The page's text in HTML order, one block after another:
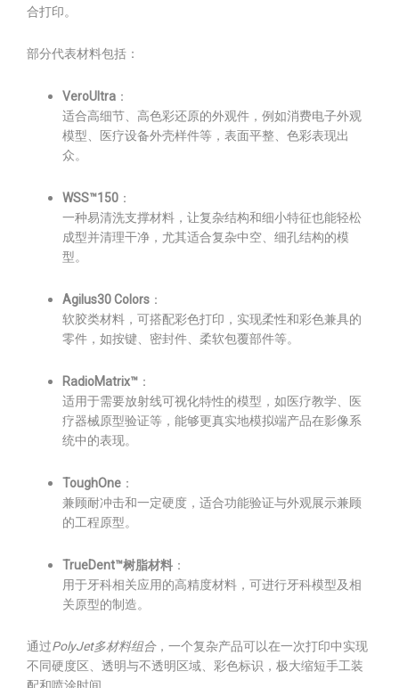
合打印。
部分代表材料包括：
VeroUltra ：
适合高细节、高色彩还原的外观件，例如消费电子外观
模型、医疗设备外壳样件等，表面平整、色彩表现出
众。
WSS™150 ：
一种易清洗支撑材料，让复杂结构和细小特征也能轻松
成型并清理干净，尤其适合复杂中空、细孔结构的模
型。
Agilus30 Colors ：
软胶类材料，可搭配彩色打印，实现柔性和彩色兼具的
零件，如按键、密封件、柔软包覆部件等。
RadioMatrix™ ：
适用于需要放射线可视化特性的模型，如医疗教学、医
疗器械原型验证等，能够更真实地模拟端产品在影像系
统中的表现。
ToughOne ：
兼顾耐冲击和一定硬度，适合功能验证与外观展示兼顾
的工程原型。
TrueDent™树脂材料 ：
用于牙科相关应用的高精度材料，可进行牙科模型及相
关原型的制造。
通过PolyJet多材料组合，一个复杂产品可以在一次打印中实现
不同硬度区、透明与不透明区域、彩色标识，极大缩短手工装